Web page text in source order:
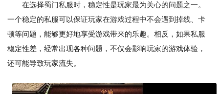
在选择蜀门私服时，稳定性是玩家最为关心的问题之一。
一个稳定的私服可以保证玩家在游戏过程中不会遇到掉线、卡
顿等问题，能够更好地享受游戏带来的乐趣。相反，如果私服
稳定性差，经常出现各种问题，不仅会影响玩家的游戏体验，
还可能导致玩家流失。